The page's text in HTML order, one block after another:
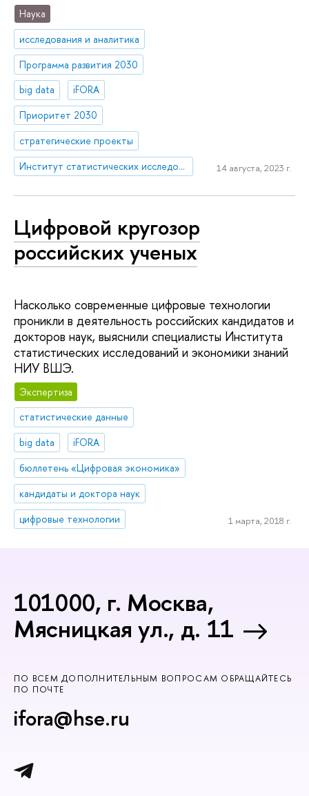
Наука
исследования и аналитика
Программа развития 2030
big data
iFORA
Приоритет 2030
стратегические проекты
Институт статистических исследований и экономики знаний
14 августа, 2023 г.
Цифровой кругозор
российских ученых
Насколько современные цифровые технологии
проникли в деятельность российских кандидатов и
докторов наук, выяснили специалисты Института
статистических исследований и экономики знаний
НИУ ВШЭ.
Экспертиза
статистические данные
big data
iFORA
бюллетень «Цифровая экономика»
кандидаты и доктора наук
цифровые технологии
1 марта, 2018 г.
101000, г. Москва,
Мясницкая ул., д. 11
ПО ВСЕМ ДОПОЛНИТЕЛЬНЫМ ВОПРОСАМ ОБРАЩАЙТЕСЬ
ПО ПОЧТЕ
ifora@hse.ru